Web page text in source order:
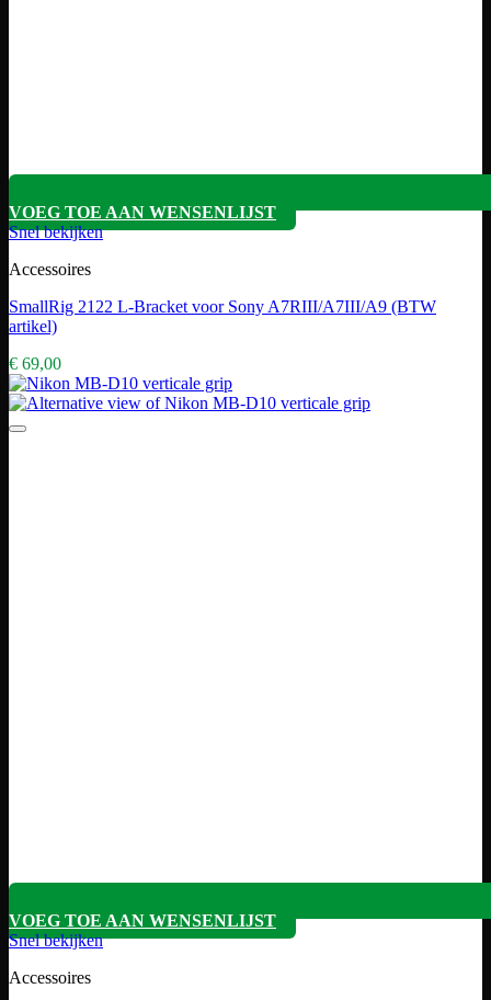
VOEG TOE AAN WENSENLIJST
Snel bekijken
Accessoires
SmallRig 2122 L-Bracket voor Sony A7RIII/A7III/A9 (BTW
artikel)
€ 69,00
VOEG TOE AAN WENSENLIJST
Snel bekijken
Accessoires